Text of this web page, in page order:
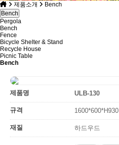
제품소개
Bench
Bench
Pergola
Bench
Fence
Bicycle Shelter & Stand
Recycle House
Picnic Table
Bench
제품명 ULB-130
규격 1600*600*H930
재질 하드우드